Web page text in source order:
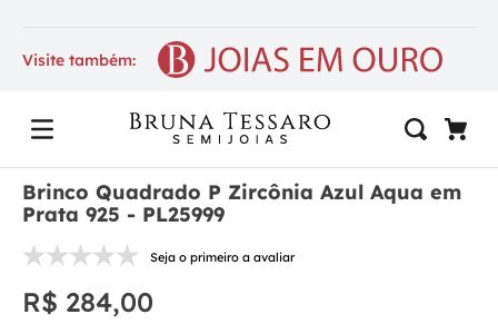
Visite também:
Brinco Quadrado P Zircônia Azul Aqua em
Prata 925 - PL25999
Seja o primeiro a avaliar
R$ 284,00